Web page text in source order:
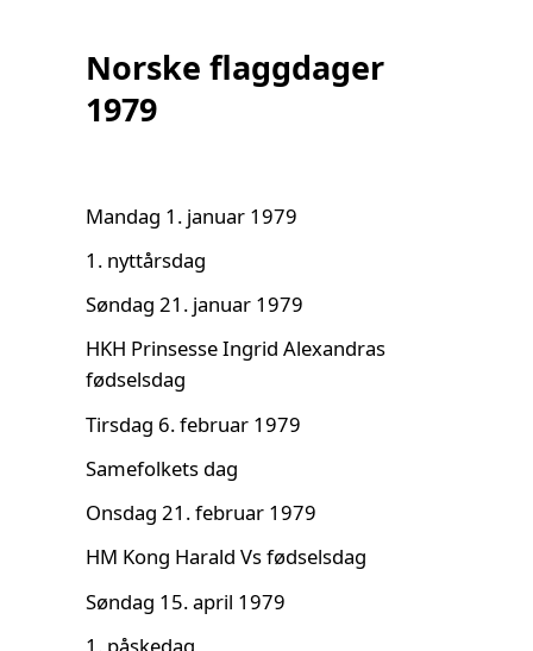
Norske flaggdager
1979
Mandag 1. januar 1979
1. nyttårsdag
Søndag 21. januar 1979
HKH Prinsesse Ingrid Alexandras
fødselsdag
Tirsdag 6. februar 1979
Samefolkets dag
Onsdag 21. februar 1979
HM Kong Harald Vs fødselsdag
Søndag 15. april 1979